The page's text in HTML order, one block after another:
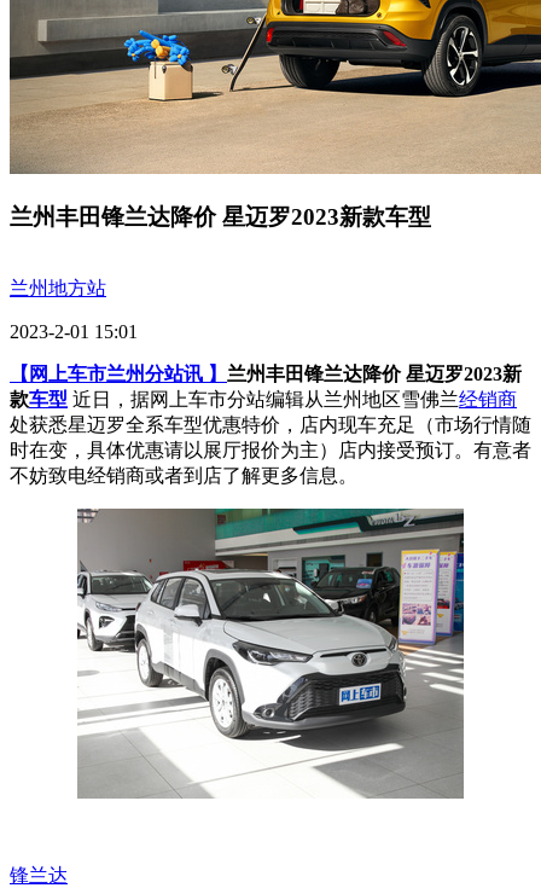
兰州丰田锋兰达降价 星迈罗2023新款车型
兰州地方站
2023-2-01 15:01
【网上车市兰州分站讯 】 兰州丰田锋兰达降价 星迈罗2023新
款车型 近日，据网上车市分站编辑从兰州地区雪佛兰经销商
处获悉星迈罗全系车型优惠特价，店内现车充足（市场行情随
时在变，具体优惠请以展厅报价为主）店内接受预订。有意者
不妨致电经销商或者到店了解更多信息。
锋兰达